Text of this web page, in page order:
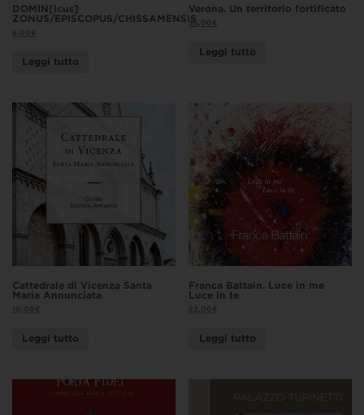
DOMIN[icus]
ZONUS/EPISCOPUS/CHISSAMENSIS
6,00€
Leggi tutto
Verona. Un territorio fortificato
35,00€
Leggi tutto
Cattedrale di Vicenza Santa
Maria Annunciata
10,00€
Leggi tutto
Franca Battain. Luce in me
Luce in te
22,00€
Leggi tutto